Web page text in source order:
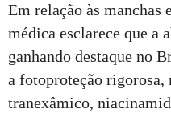
Em relação às manchas
médica esclarece que a
ganhando destaque no
a fotoproteção rigorosa,
tranexâmico,